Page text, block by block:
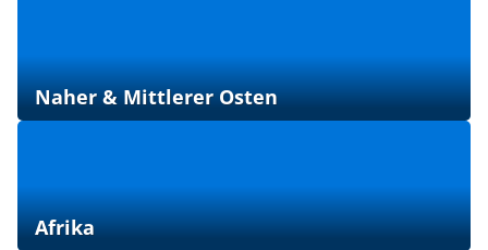
Naher & Mittlerer Osten
Afrika